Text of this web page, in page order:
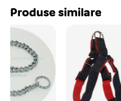
Produse similare